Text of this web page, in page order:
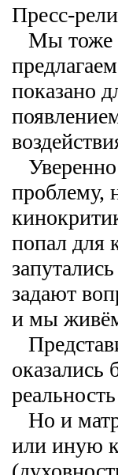
Пресс-
Мы тоже
показано
проблему,
попал для
задают
и мы живём
Но и
или иную